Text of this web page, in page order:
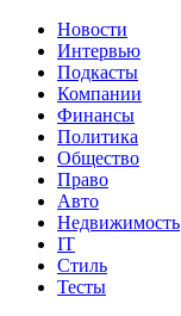
Новости
Интервью
Подкасты
Компании
Финансы
Политика
Общество
Право
Авто
Недвижимость
IT
Стиль
Тесты